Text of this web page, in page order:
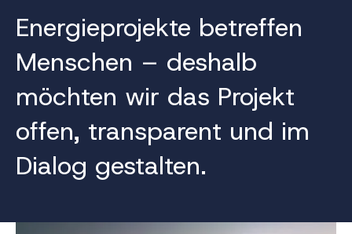
Energieprojekte betreffen
Menschen – deshalb
möchten wir das Projekt
offen, transparent und im
Dialog gestalten.